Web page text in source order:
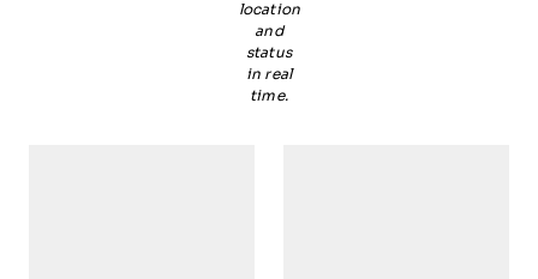
location
and
status
in real
time.